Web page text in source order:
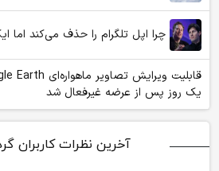
چرا اپل تلگرام را حذف می‌کند اما
یک روز پس از عرضه غیرفعال شد
آخرین نظرات کاربران